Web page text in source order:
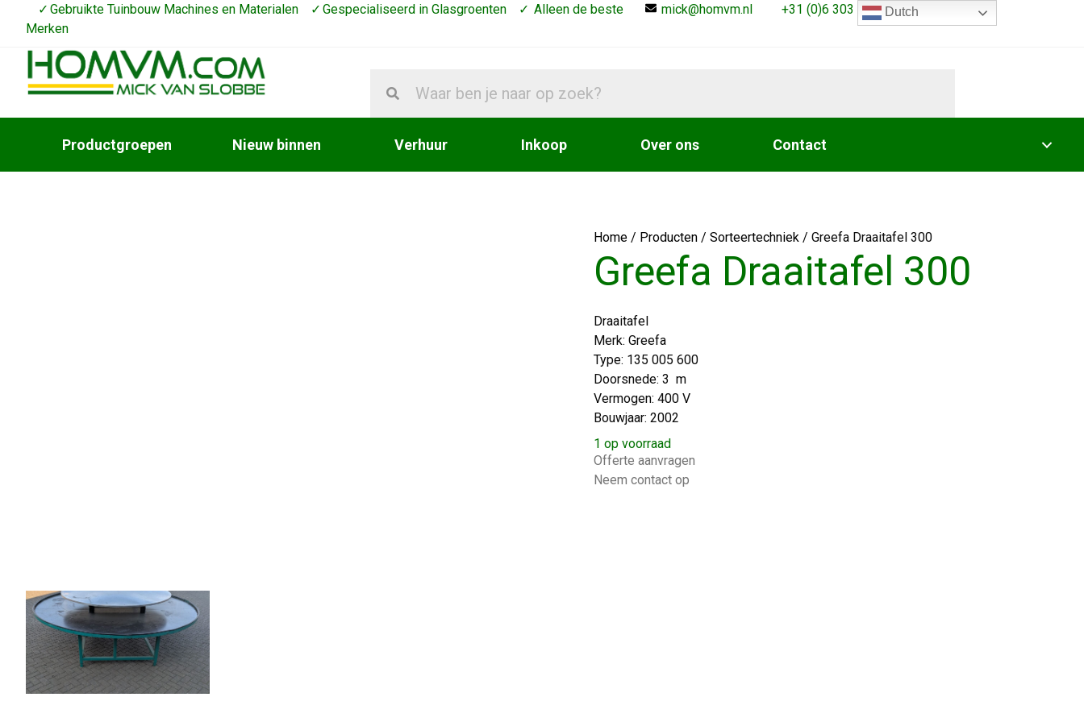
Gebruikte Tuinbouw Machines en Materialen Gespecialiseerd in Glasgroenten
Alleen de beste
Merken
mick@homvm.nl +31 (0)6 303 765 40
Productgroepen Nieuw binnen Verhuur Inkoop Over ons Contact
Home / Producten / Sorteertechniek / Greefa Draaitafel 300
Greefa Draaitafel 300
Draaitafel
Merk: Greefa
Type: 135 005 600
Doorsnede: 3 m
Vermogen: 400 V
Bouwjaar: 2002
1 op voorraad
Offerte aanvragen
Neem contact op
Dutch